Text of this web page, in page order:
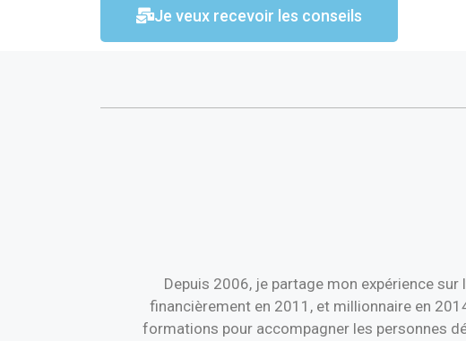
Je veux recevoir les conseils
Depuis 2006, je partage mon expérience sur
financièrement en 2011, et millionnaire en
formations pour accompagner les personnes